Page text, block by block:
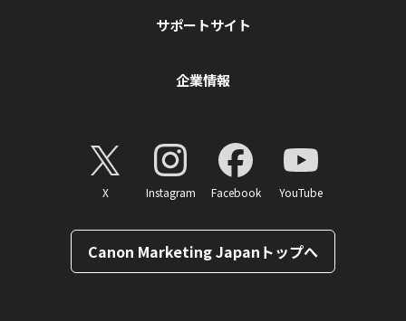
サポートサイト
企業情報
X Instagram Facebook YouTube
Canon Marketing Japanトップへ